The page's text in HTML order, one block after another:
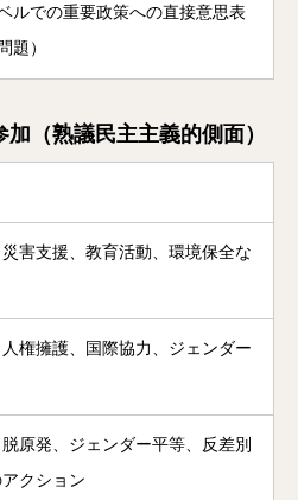
ルでの重要政策への直接意思表
題）
（熟議民主主義的側面）
害支援、教育活動、環境保全な
権擁護、国際協力、ジェンダー
原発、ジェンダー平等、反差別
クション